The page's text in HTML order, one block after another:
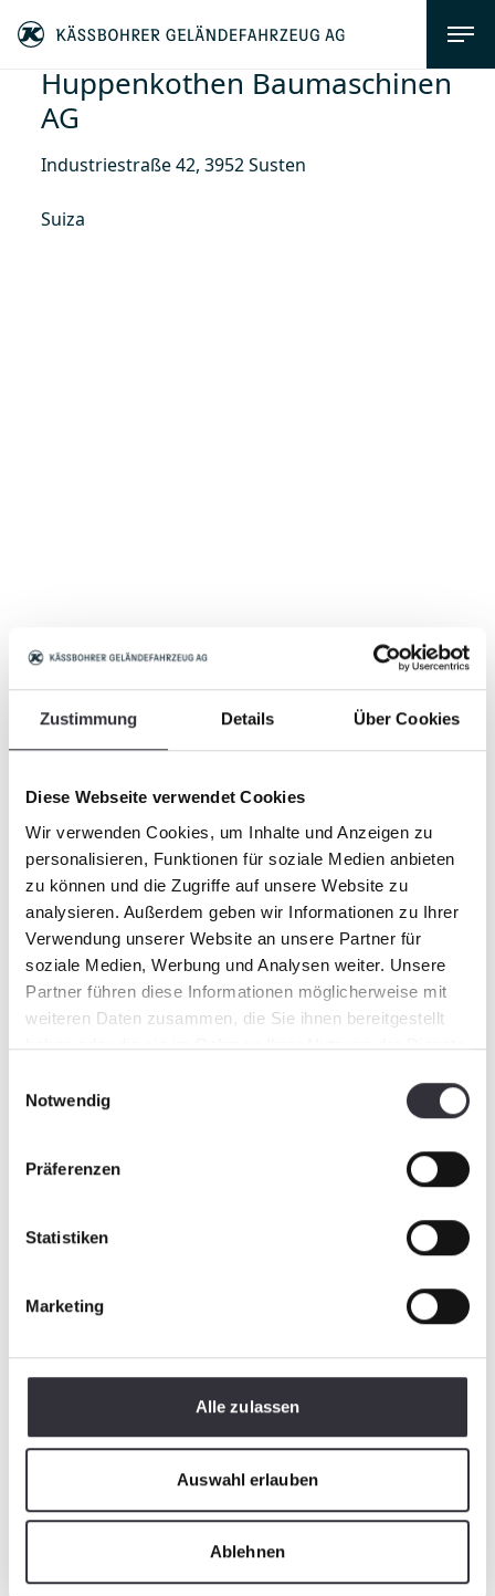
Zustimmung Details Über Cookies
Diese Webseite verwendet Cookies
Wir verwenden Cookies, um Inhalte und Anzeigen zu
personalisieren, Funktionen für soziale Medien anbieten
zu können und die Zugriffe auf unsere Website zu
analysieren. Außerdem geben wir Informationen zu Ihrer
Verwendung unserer Website an unsere Partner für
soziale Medien, Werbung und Analysen weiter. Unsere
Partner führen diese Informationen möglicherweise mit
weiteren Daten zusammen, die Sie ihnen bereitgestellt
haben oder die sie im Rahmen Ihrer Nutzung der Dienste
Notwendig
Präferenzen
Statistiken
Marketing
Alle zulassen
Auswahl erlauben
Ablehnen
Huppenkothen Baumaschinen
AG
Industriestraße 42, 3952 Susten
Suiza